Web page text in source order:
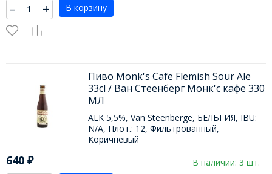
– + В корзину
Пиво Monk's Cafe Flemish Sour Ale
33cl / Ван Стеенберг Монк'с кафе 330
МЛ
ALK 5,5%, Van Steenberge, БЕЛЬГИЯ, IBU:
N/A, Плот.: 12, Фильтрованный,
Коричневый
640 ₽ В наличии: 3 шт.